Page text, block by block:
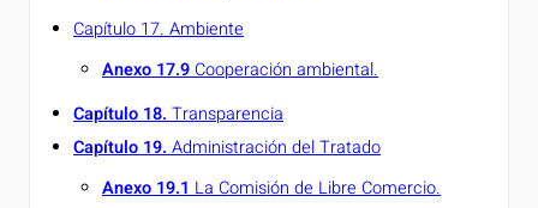
Capítulo 17. Ambiente
Anexo 17.9 Cooperación ambiental.
Capítulo 18. Transparencia
Capítulo 19. Administración del Tratado
Anexo 19.1La Comisión de Libre Comercio.